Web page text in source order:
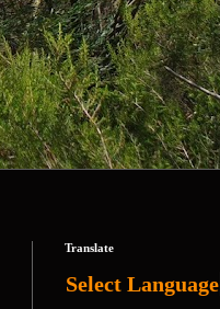
Translate
Select Language